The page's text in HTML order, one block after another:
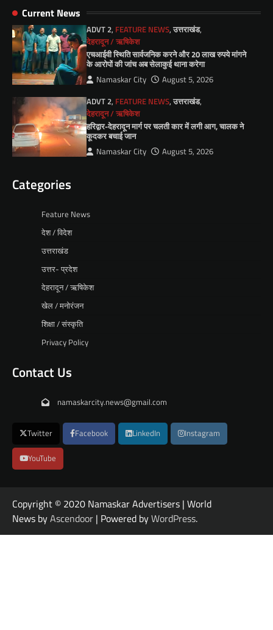
Current News
ADVT 2, FEATURE NEWS,उत्तराखंड,
देहरादून / ऋषिकेश
एचआईवी स्थिति सार्वजनिक करने और 20 लाख रुपये मांगने
के आरोपों की जांच अब सेलाकुई थाना करेगा
Namaskar City
August 5, 2026
ADVT 2, FEATURE NEWS,उत्तराखंड,
देहरादून / ऋषिकेश
हरिद्वार-देहरादून मार्ग पर चलती कार में लगी आग, चालक ने
कूदकर बचाई जान
Namaskar City August 5, 2026
Categories
Feature News
देश / विदेश
उत्तराखंड
उत्तर- प्रदेश
देहरादून / ऋषिकेश
खेल / मनोरंजन
शिक्षा / संस्कृति
Privacy Policy
Contact Us
namaskarcity.news@gmail.com
Twitter Facebook LinkedIn Instagram
YouTube
Copyright © 2020 Namaskar Advertisers | World
News byAscendoor | Powered byWordPress.